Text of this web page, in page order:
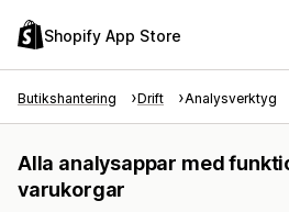
Shopify App Store
Butikshantering Drift Analysverktyg
Alla analysappar med
varukorgar